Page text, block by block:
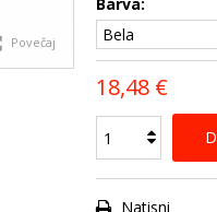
Povečaj
18,48 €
Natisni